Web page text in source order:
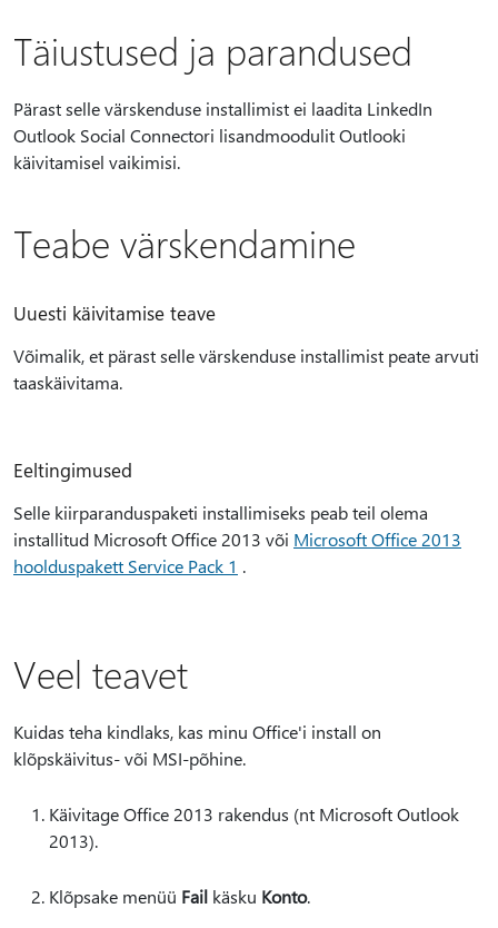
Täiustused ja parandused
Pärast selle värskenduse installimist ei laadita LinkedIn
Outlook Social Connectori lisandmoodulit Outlooki
käivitamisel vaikimisi.
Teabe värskendamine
Uuesti käivitamise teave
Võimalik, et pärast selle värskenduse installimist peate arvuti
taaskäivitama.
Eeltingimused
Selle kiirparanduspaketi installimiseks peab teil olema
installitud Microsoft Office 2013 või Microsoft Office 2013
hoolduspakett Service Pack 1 .
Veel teavet
Kuidas teha kindlaks, kas minu Office'i install on
klõpskäivitus- või MSI-põhine.
Käivitage Office 2013 rakendus (nt Microsoft Outlook
2013).
Klõpsake menüü Fail käsku Konto.